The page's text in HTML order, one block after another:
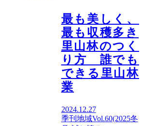
最も美しく、
最も収穫多き
里山林のつく
り方 誰でも
できる里山林
業
2024.12.27
季刊地域Vol.60(2025冬